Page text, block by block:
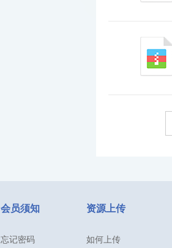
会员须知
忘记密码
资源上传
如何上传